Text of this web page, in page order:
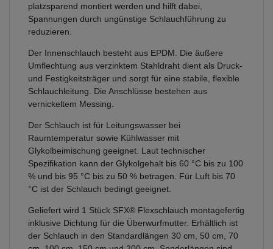
platzsparend montiert werden und hilft dabei,
Spannungen durch ungünstige Schlauchführung zu
reduzieren.
Der Innenschlauch besteht aus EPDM. Die äußere
Umflechtung aus verzinktem Stahldraht dient als Druck-
und Festigkeitsträger und sorgt für eine stabile, flexible
Schlauchleitung. Die Anschlüsse bestehen aus
vernickeltem Messing.
Der Schlauch ist für Leitungswasser bei
Raumtemperatur sowie Kühlwasser mit
Glykolbeimischung geeignet. Laut technischer
Spezifikation kann der Glykolgehalt bis 60 °C bis zu 100
% und bis 95 °C bis zu 50 % betragen. Für Luft bis 70
°C ist der Schlauch bedingt geeignet.
Geliefert wird 1 Stück SFX® Flexschlauch montagefertig
inklusive Dichtung für die Überwurfmutter. Erhältlich ist
der Schlauch in den Standardlängen 30 cm, 50 cm, 70